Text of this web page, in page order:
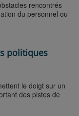
rencontrés
du personnel ou
politiques
le doigt sur un
des pistes de